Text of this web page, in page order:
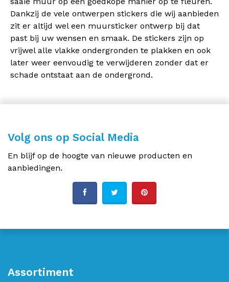
Dankzij de vele ontwerpen stickers die wij aanbieden
zit er altijd wel een muursticker ontwerp bij dat
past bij uw wensen en smaak. De stickers zijn op
vrijwel alle vlakke ondergronden te plakken en ook
later weer eenvoudig te verwijderen zonder dat er
schade ontstaat aan de ondergrond.
Volg ons op Social Media
En blijf op de hoogte van nieuwe producten en
aanbiedingen.
Assortiment